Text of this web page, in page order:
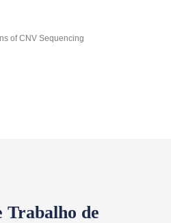
Trabalho de